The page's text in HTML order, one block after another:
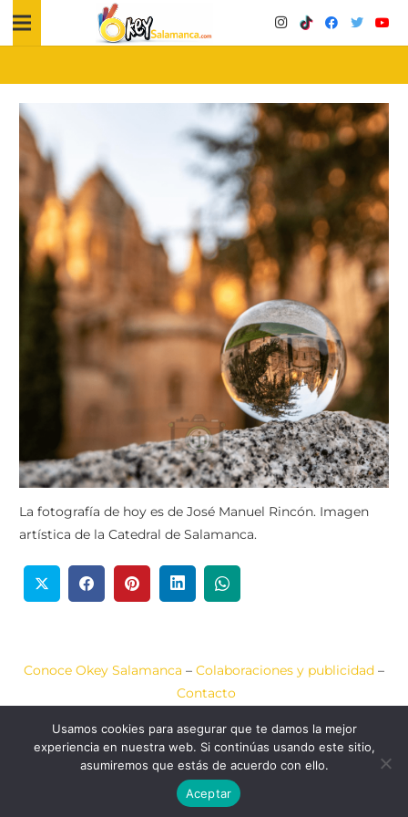
La fotografía de hoy es de José Manuel Rincón. Imagen
artística de la Catedral de Salamanca.
Conoce Okey Salamanca – Colaboraciones y publicidad –
Contacto
Aviso Legal –Política de Cookies–Política de Privacidad
2020-2026 © Okey
Web diseñada por
COMUNICACIÓN
Usamos cookies para asegurar que te damos la mejor
experiencia en nuestra web. Si continúas usando este sitio,
asumiremos que estás de acuerdo con ello.
Aceptar